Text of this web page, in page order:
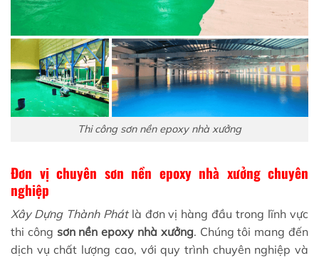
Thi công sơn nền epoxy nhà xưởng
Đơn vị chuyên sơn nền epoxy nhà xưởng chuyên
nghiệp
Xây Dựng Thành Phátlà đơn vị hàng đầu trong lĩnh vực
thi công sơn nền epoxy nhà xưởng. Chúng tôi mang đến
dịch vụ chất lượng cao, với quy trình chuyên nghiệp và